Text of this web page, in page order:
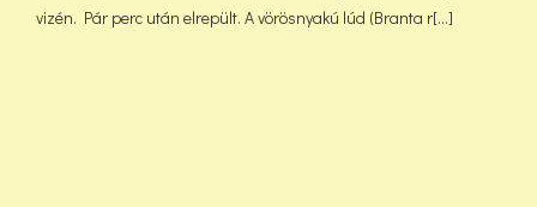
vizén. Pár perc után elrepült. A vörösnyakú lúd (Branta r[...]